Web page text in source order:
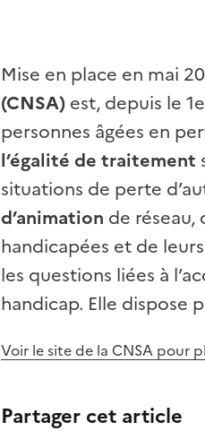
Mise en place en mai
(CNSA) est, depuis le
personnes âgées en
l’égalité de traitement
situations de perte
d’animation de réseau,
handicapées et de
les questions liées à
handicap. Elle dispose
Voir le site de la CNSA pour
Partager cet article